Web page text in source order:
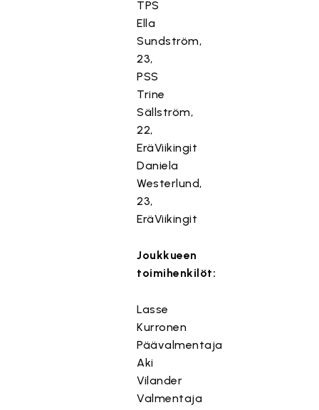
TPS
Ella
Sundström,
23,
PSS
Trine
Sällström,
22,
EräViikingit
Daniela
Westerlund,
23,
EräViikingit
Joukkueen
toimihenkilöt:
Lasse
Kurronen
Päävalmentaja
Aki
Vilander
Valmentaja